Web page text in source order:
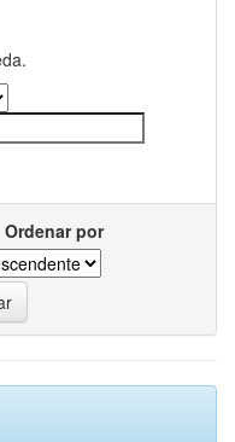
Ordenar por